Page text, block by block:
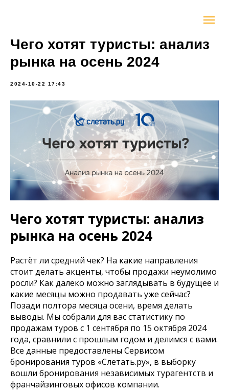
Чего хотят туристы: анализ
рынка на осень 2024
2024-10-22 17:43
Чего хотят туристы: анализ
рынка на осень 2024
Растёт ли средний чек? На какие направления
стоит делать акценты, чтобы продажи неумолимо
росли? Как далеко можно заглядывать в будущее и
какие месяцы можно продавать уже сейчас?
Позади полтора месяца осени, время делать
выводы. Мы собрали для вас статистику по
продажам туров с 1 сентября по 15 октября 2024
года, сравнили с прошлым годом и делимся с вами.
Все данные предоставлены Сервисом
бронирования туров «Слетать.ру», в выборку
вошли бронирования независимых турагентств и
франчайзинговых офисов компании.